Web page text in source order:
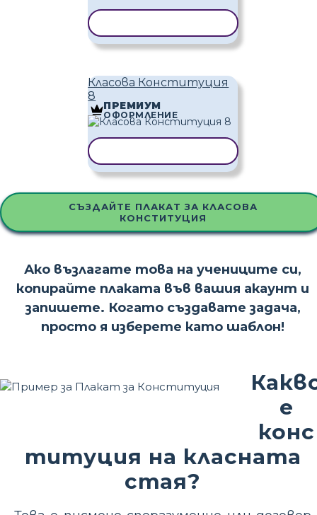
Класова Конституция
8
ПРЕМИУМ
ОФОРМЛЕНИЕ
СЪЗДАЙТЕ ПЛАКАТ ЗА КЛАСОВА
КОНСТИТУЦИЯ
Ако възлагате това на учениците си,
копирайте плаката във вашия акаунт и
запишете. Когато създавате задача,
просто я изберете като шаблон!
е
конс
титуция на класната
стая?